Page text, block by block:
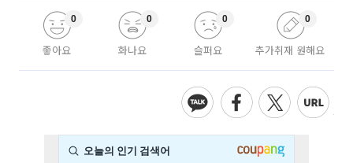
좋아요
0
화나요
0
슬퍼요
0
추가취재 원해요
0